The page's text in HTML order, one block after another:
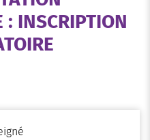
: INSCRIPTION